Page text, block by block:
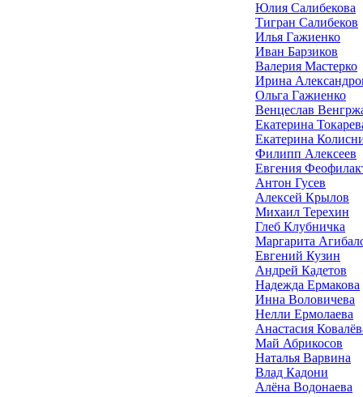
Юлия Салибекова
Тигран Салибеков
Илья Гажиенко
Иван Барзиков
Валерия Мастерко
Ирина
Ольга Гажиенко
Венцеслав
Екатерина
Екатерина
Филипп Алексеев
Евгения
Антон Гусев
Алексей Крылов
Михаил Терехин
Глеб Клубничка
Маргарита
Евгений Кузин
Андрей Кадетов
Надежда Ермакова
Инна Воловичева
Нелли Ермолаева
Анастасия
Май Абрикосов
Наталья Варвина
Влад Кадони
Алёна Водонаева